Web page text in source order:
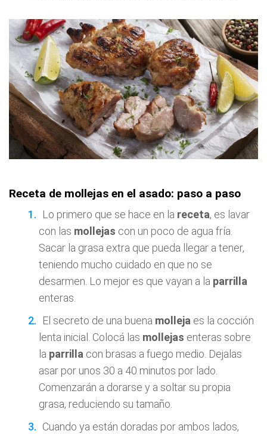
Receta de mollejas en el asado: paso a paso
Lo primero que se hace en la receta, es lavar
con las mollejas con un poco de agua fría.
Sacar la grasa extra que pueda llegar a tener,
teniendo mucho cuidado en que no se
desarmen. Lo mejor es que vayan a la parrilla
enteras.
El secreto de una buena molleja es la cocción
lenta inicial. Colocá las mollejas enteras sobre
la parrilla con brasas a fuego medio. Dejalas
asar por unos 30 a 40 minutos por lado.
Comenzarán a dorarse y a soltar su propia
grasa, reduciendo su tamaño.
Cuando ya están doradas por ambos lados,